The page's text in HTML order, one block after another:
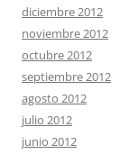
diciembre 2012
noviembre 2012
octubre 2012
septiembre 2012
agosto 2012
julio 2012
junio 2012